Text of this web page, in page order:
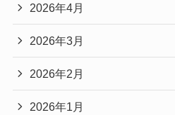
2026年4月
2026年3月
2026年2月
2026年1月